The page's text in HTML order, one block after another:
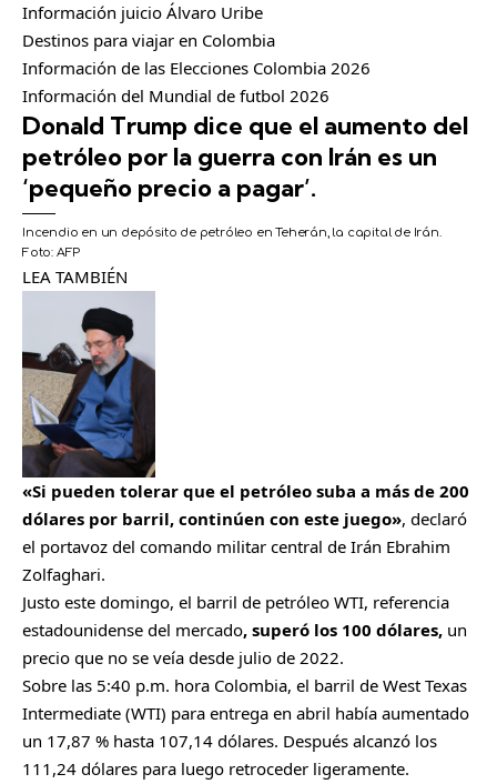
r
r
r
Información juicio Álvaro Uribe
Destinos para viajar en Colombia
Información de las Elecciones Colombia 2026
Información del Mundial de futbol 2026
Donald Trump dice que el aumento del
petróleo por la guerra con Irán es un
‘pequeño precio a pagar’.
Incendio en un depósito de petróleo en Teherán, la capital de Irán.
Foto: AFP
LEA TAMBIÉN
«Si pueden tolerar que el petróleo suba a más de 200
dólares por barril, continúen con este juego», declaró
el portavoz del comando militar central de Irán Ebrahim
Zolfaghari.
Justo este domingo, el barril de petróleo WTI, referencia
estadounidense del mercado, superó los 100 dólares, un
precio que no se veía desde julio de 2022.
Sobre las 5:40 p.m. hora Colombia, el barril de West Texas
Intermediate (WTI) para entrega en abril había aumentado
un 17,87 % hasta 107,14 dólares. Después alcanzó los
111,24 dólares para luego retroceder ligeramente.